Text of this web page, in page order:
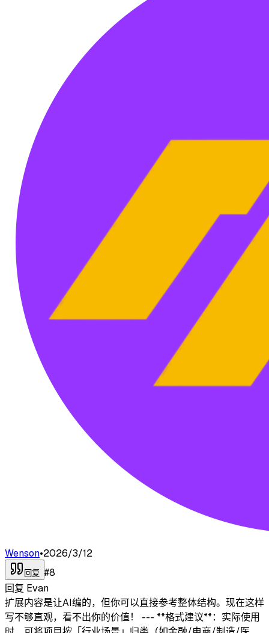
Wenson•2026/3/12
回复 #8
回复 Evan
扩展内容是让AI编的，但你可以直接参考整体结构。现在这样
写不够直观，看不出你的价值！ --- **格式建议**：实际使用